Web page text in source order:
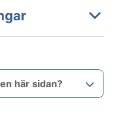
här sidan?